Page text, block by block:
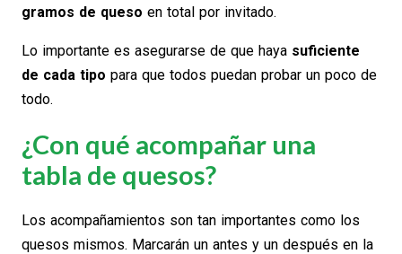
gramos de queso en total por invitado.
Lo importante es asegurarse de que haya suficiente
de cada tipo para que todos puedan probar un poco de
todo.
¿Con qué acompañar una
tabla de quesos?
Los acompañamientos son tan importantes como los
quesos mismos. Marcarán un antes y un después en la